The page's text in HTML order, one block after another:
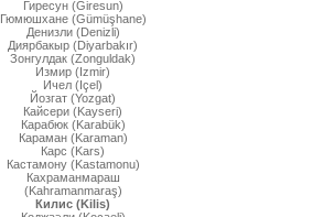
Гиресун (Giresun)
Гюмюшхане (Gümüşhane)
Денизли (Denizli)
Диярбакыр (Diyarbakır)
Зонгулдак (Zonguldak)
Измир (Izmir)
Ичел (Içel)
Йозгат (Yozgat)
Кайсери (Kayseri)
Карабюк (Karabük)
Караман (Karaman)
Карс (Kars)
Кастамону (Kastamonu)
Кахраманмараш
(Kahramanmaraş)
Килис (Kilis)